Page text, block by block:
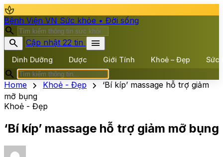
spa
Bệnh Viện VN Sức khỏe • Đời sống
search
search
Cập nhật 22 tin menu
Dinh Dưỡng Dược Giới Tính Khoẻ – Đẹp Sức
search
Home chevron_right Khoẻ - Đẹp chevron_right
‘Bí kíp’ massage hỗ trợ giảm
mỡ bụng
Khoẻ - Đẹp
‘Bí kíp’ massage hỗ trợ giảm mỡ bụng